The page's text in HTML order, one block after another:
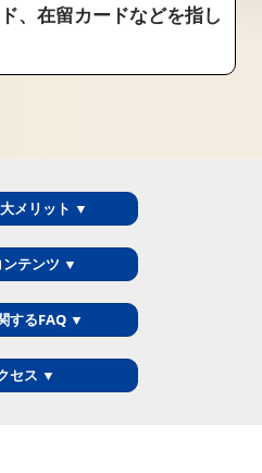
、在留カードなどを指し
メリット ▼
ンテンツ ▼
するFAQ ▼
セス ▼